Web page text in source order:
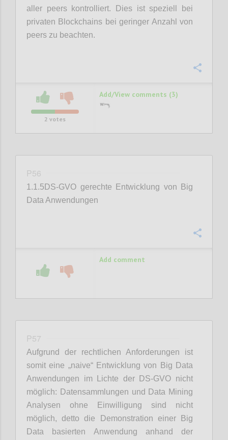
aller peers kontrolliert. Dies ist speziell bei
privaten Blockchains bei geringer Anzahl von
peers zu beachten.
2 votes
Add/View comments (3)
P56
1.1.5DS-GVO gerechte Entwicklung von Big
Data Anwendungen
Add comment
P57
Aufgrund der rechtlichen Anforderungen ist
somit eine „naive“ Entwicklung von Big Data
Anwendungen im Lichte der DS-GVO nicht
möglich: Datensammlungen und Data Mining
Analysen ohne Einwilligung sind nicht
möglich, detto die Demonstration einer Big
Data basierten Anwendung anhand der